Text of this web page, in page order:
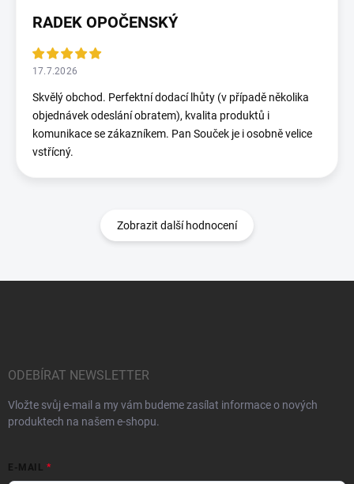
RADEK OPOČENSKÝ
17.7.2026
Skvělý obchod. Perfektní dodací lhůty (v případě několika
objednávek odeslání obratem), kvalita produktů i
komunikace se zákazníkem. Pan Souček je i osobně velice
vstřícný.
Zobrazit další hodnocení
ODEBÍRAT NEWSLETTER
Vložte svůj e-mail a my vám budeme zasílat informace o nových
produktech na našem e-shopu.
E-MAIL